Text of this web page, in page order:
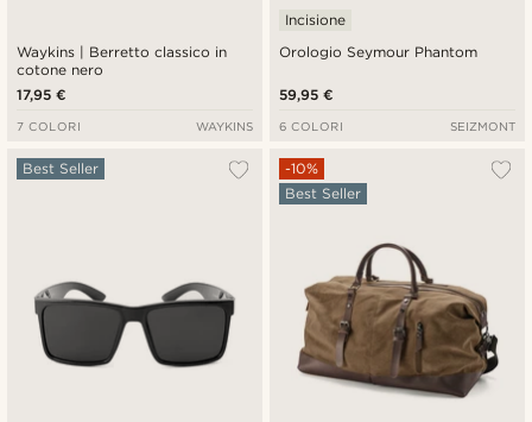
Waykins | Berretto classico in
cotone nero
17,95 €
7 COLORI WAYKINS
Orologio Seymour Phantom
Incisione
59,95 €
6 COLORI SEIZMONT
Best Seller
-10%
Best Seller